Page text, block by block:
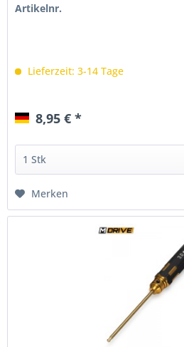
Artikelnr.
Lieferzeit: 3-14 Tage
8,95 € *
Merken